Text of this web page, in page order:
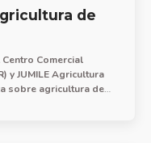
de
Comercial
y JUMILE Agricultura
sobre agricultura de